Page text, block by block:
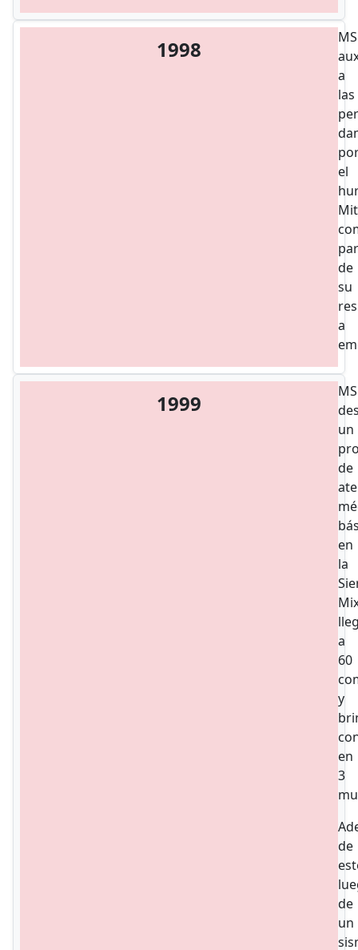
1998
a
las
el
de
su
a
1999
un
de
en
la
a
60
y
en
3
de
de
un